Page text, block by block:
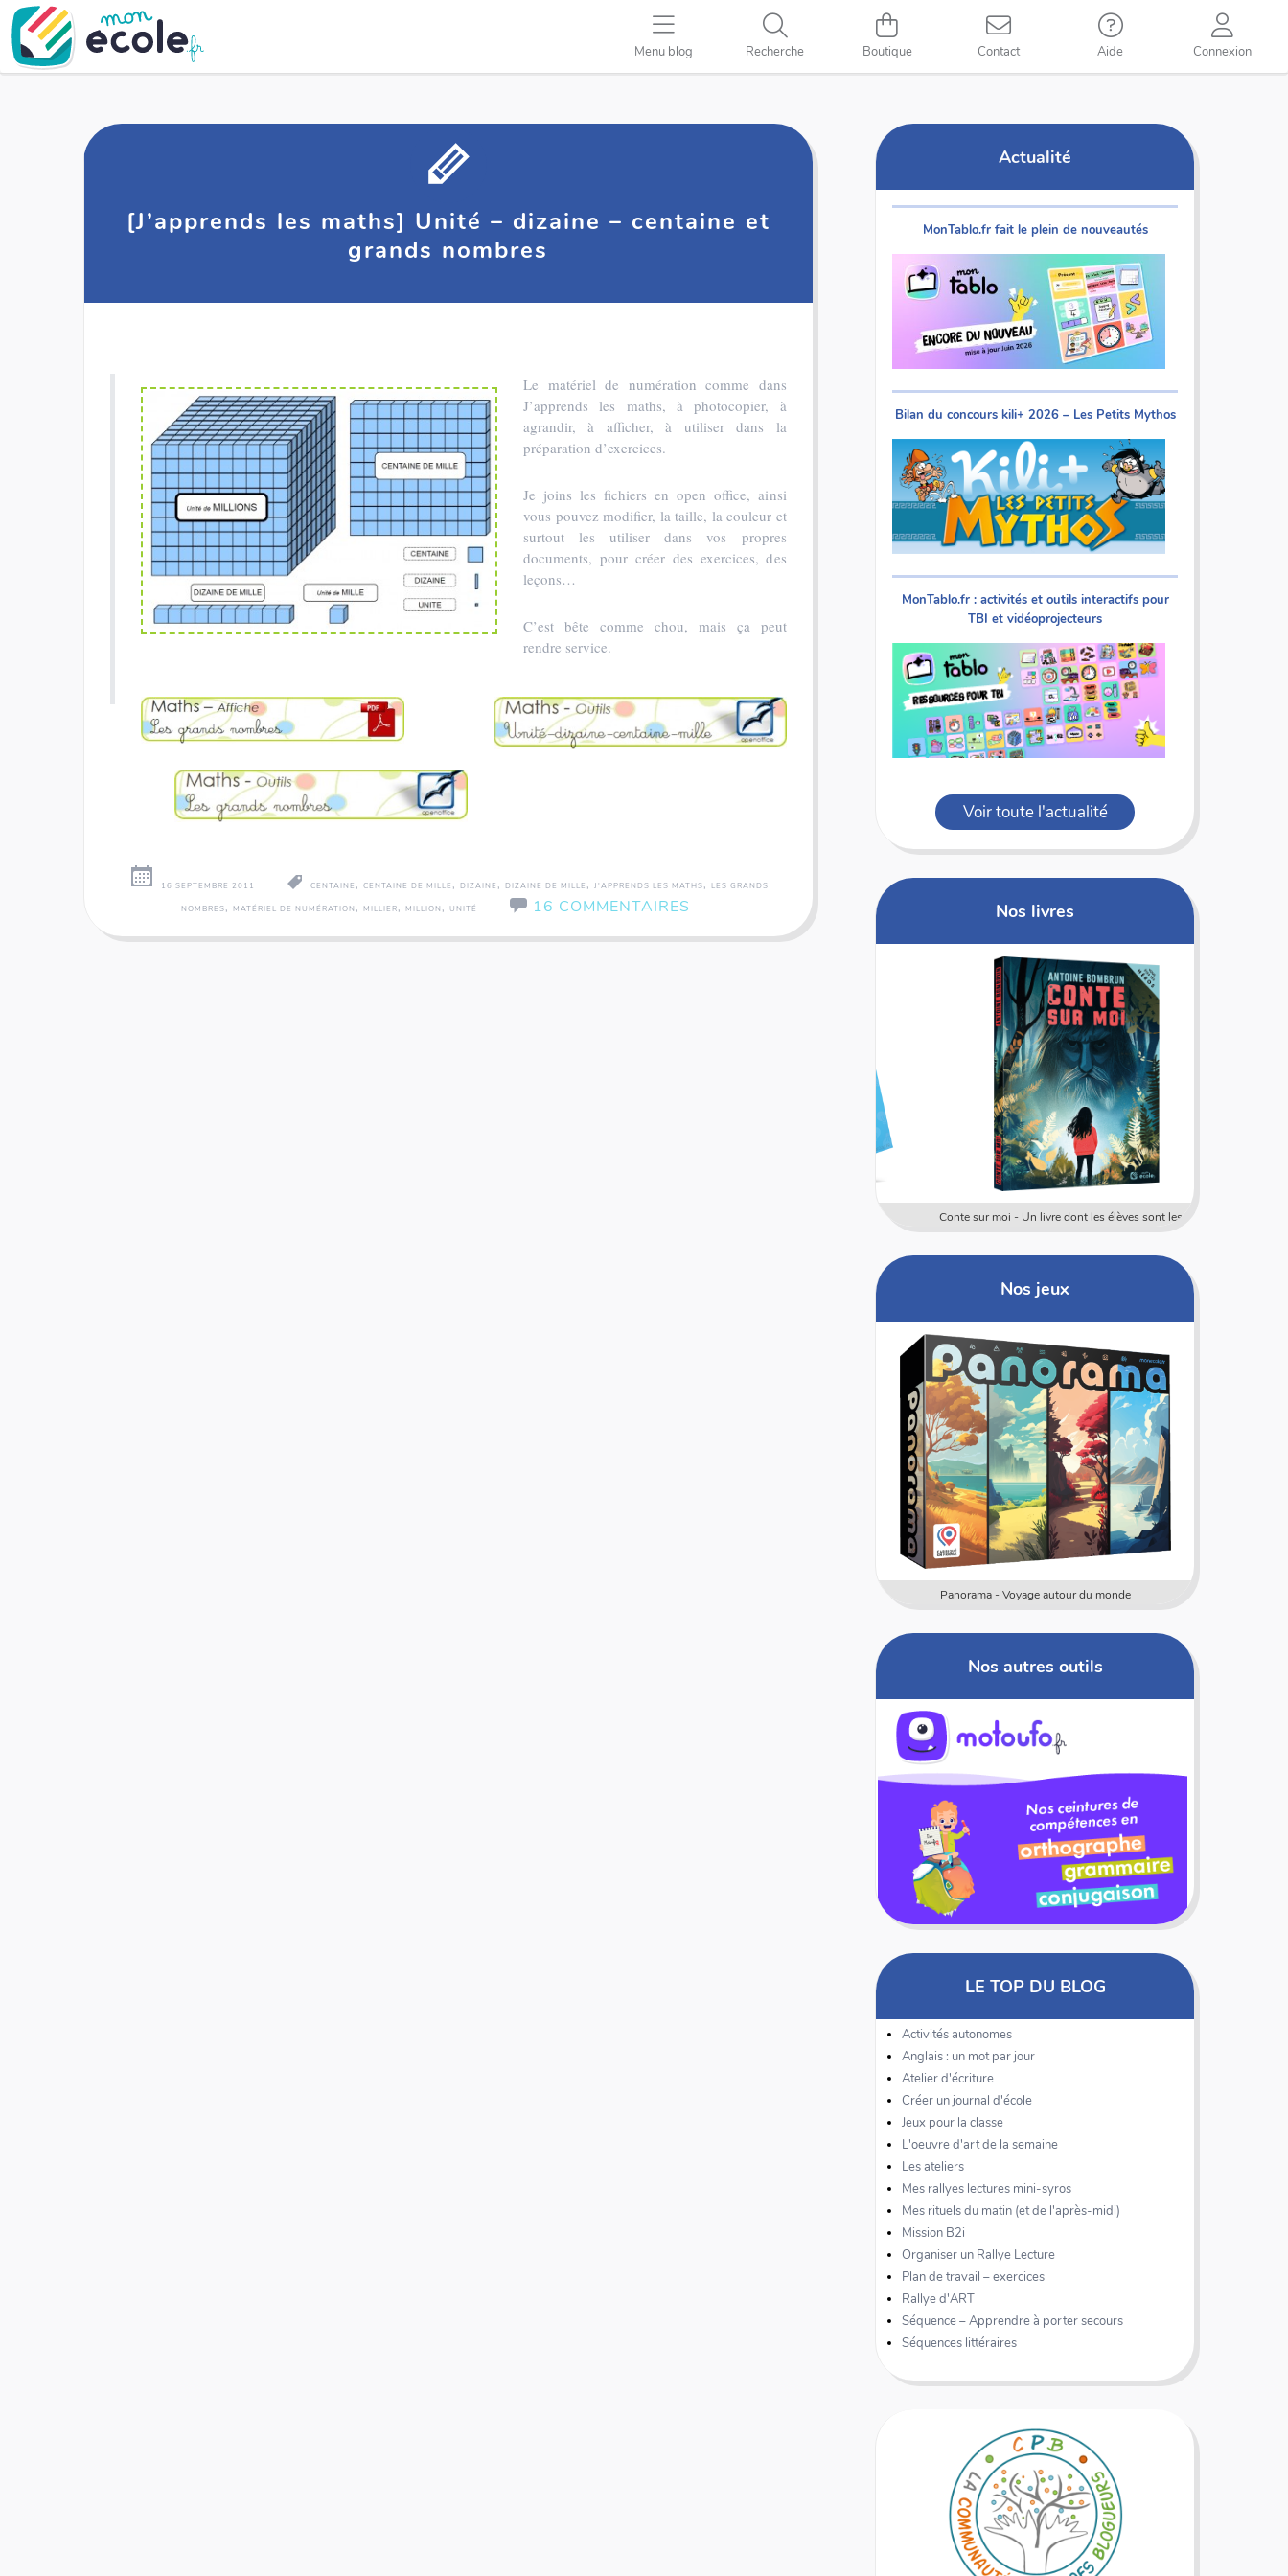
Menu blog Recherche Boutique Contact Aide Connexion
[J’apprends les maths] Unité – dizaine – centaine et
grands nombres
Le matériel de numération comme dans
J’apprends les maths, à photocopier, à
agrandir, à afficher, à utiliser dans la
préparation d’exercices.
Je joins les fichiers en open office, ainsi
vous pouvez modifier, la taille, la couleur et
surtout les utiliser dans vos propres
documents, pour créer des exercices, des
leçons…
C’est bête comme chou, mais ça peut
rendre service.
16 SEPTEMBRE 2011 CENTAINE ,CENTAINE DE MILLE ,DIZAINE ,DIZAINE DE MILLE ,J'APPRENDS LES MATHS,LES GRANDS
NOMBRES, MATÉRIEL DE NUMÉRATION , MILLIER, MILLION , UNITÉ 16 COMMENTAIRES
Actualité
MonTablo.fr fait le plein de nouveautés
Bilan du concours kili+ 2026 – Les Petits Mythos
MonTablo.fr : activités et outils interactifs pour
TBI et vidéoprojecteurs
Voir toute l'actualité
Nos livres
Conte sur moi - Un livre dont les élèves sont les héros
Nos jeux
Panorama - Voyage autour du monde
Nos autres outils
LE TOP DU BLOG
Activités autonomes
Anglais : un mot par jour
Atelier d'écriture
Créer un journal d'école
Jeux pour la classe
L'oeuvre d'art de la semaine
Les ateliers
Mes rallyes lectures mini-syros
Mes rituels du matin (et de l'après-midi)
Mission B2i
Organiser un Rallye Lecture
Plan de travail – exercices
Rallye d'ART
Séquence – Apprendre à porter secours
Séquences littéraires